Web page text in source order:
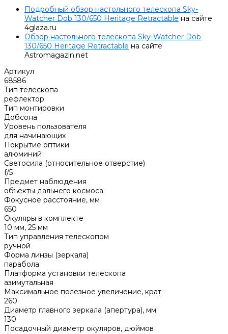
Подробный обзор настольного телескопа Sky-
Watcher Dob 130/650 Heritage Retractable на сайте
4glaza.ru
Обзор настольного телескопа Sky-Watcher Dob
130/650 Heritage Retractable на сайте
Astromagazin.net
Артикул
68586
Тип телескопа
рефлектор
Тип монтировки
Добсона
Уровень пользователя
для начинающих
Покрытие оптики
алюминий
Светосила (относительное отверстие)
f/5
Предмет наблюдения
объекты дальнего космоса
Фокусное расстояние, мм
650
Окуляры в комплекте
10 мм, 25 мм
Тип управления телескопом
ручной
Форма линзы (зеркала)
парабола
Платформа установки телескопа
азимутальная
Максимальное полезное увеличение, крат
260
Диаметр главного зеркала (апертура), мм
130
Посадочный диаметр окуляров, дюймов